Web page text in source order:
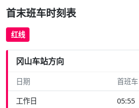
首末班车时刻表
红线
冈山车站方向
日期 首班车
工作日 05:55